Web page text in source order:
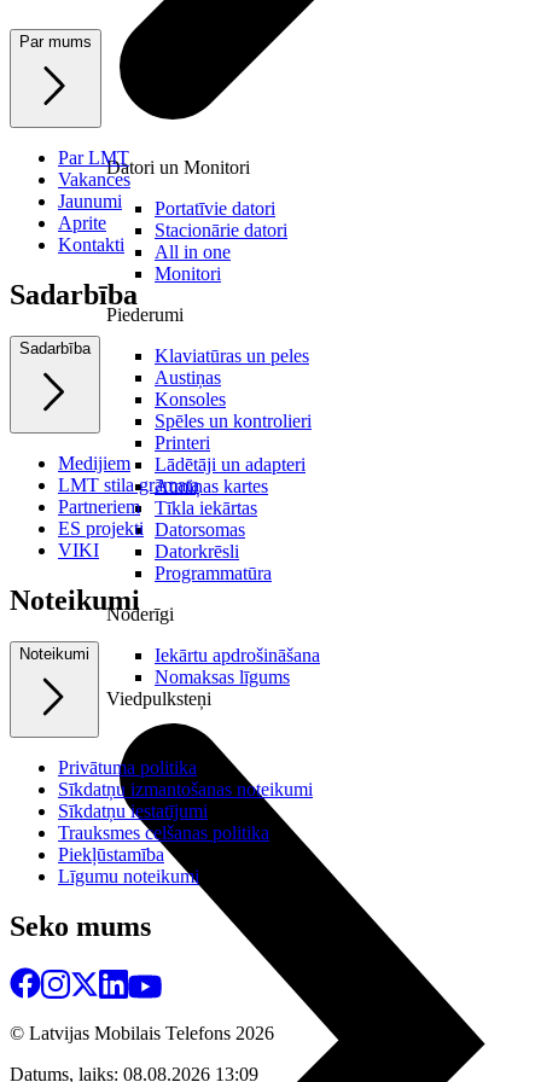
Datori un Monitori
Portatīvie datori
Stacionārie datori
All in one
Monitori
Piederumi
Klaviatūras un peles
Austiņas
Konsoles
Spēles un kontrolieri
Printeri
Lādētāji un adapteri
Atmiņas kartes
Tīkla iekārtas
Datorsomas
Datorkrēsli
Programmatūra
Noderīgi
Iekārtu apdrošināšana
Nomaksas līgums
Viedpulksteņi
Par mums
Par LMT
Vakances
Jaunumi
Aprite
Kontakti
Sadarbība
Sadarbība
Medijiem
LMT stila grāmata
Partneriem
ES projekti
VIKI
Noteikumi
Noteikumi
Privātuma politika
Sīkdatņu izmantošanas noteikumi
Sīkdatņu iestatījumi
Trauksmes celšanas politika
Piekļūstamība
Līgumu noteikumi
Seko mums
© Latvijas Mobilais Telefons 2026
Datums, laiks: 08.08.2026 13:09